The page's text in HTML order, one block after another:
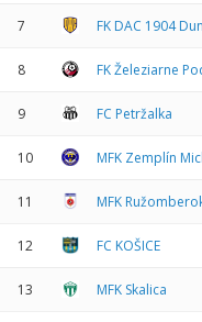
7 FK DAC 1904
8 FK Železiarne
9 FC Petržalka
10 MFK Zemplín
11 MFK
12 FC KOŠICE
13 MFK Skalica